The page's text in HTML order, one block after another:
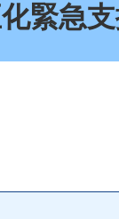
緊急